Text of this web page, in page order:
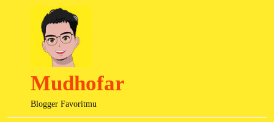
Mudhofar
Blogger Favoritmu